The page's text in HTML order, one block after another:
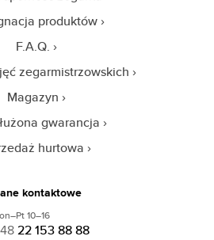
produktów
F.A.Q.
zegarmistrzowskich
Magazyn
gwarancja
hurtowa
kontaktowe
10–16
22 153 88 88